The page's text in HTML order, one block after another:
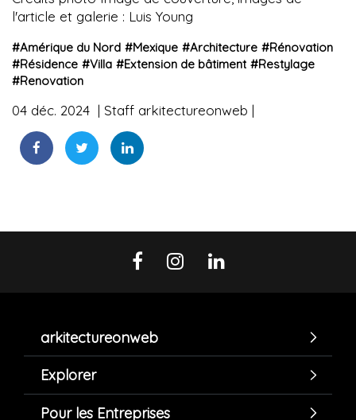
l'article et galerie : Luis Young
#Amérique du Nord #Mexique #Architecture #Rénovation
#Résidence #Villa #Extension de bâtiment #Restylage
#Renovation
04 déc. 2024 Staff arkitectureonweb
arkitectureonweb
Explorer
Pour les Entreprises